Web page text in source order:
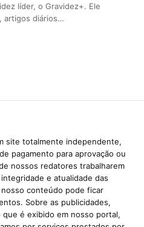
líder, o Gravidez+. Ele
artigos diários…
site totalmente independente,
pagamento para aprovação ou
nossos redatores trabalharem
e atualidade das
conteúdo pode ficar
Sobre as publicidades,
é exibido em nosso portal,